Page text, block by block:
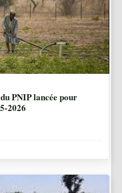
PNIP lancée pour
2026